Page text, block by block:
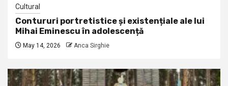
Cultural
Contururi portretistice și existențiale ale lui
Mihai Eminescu în adolescență
May 14, 2026 Anca Sirghie